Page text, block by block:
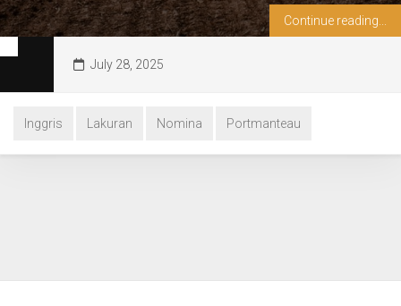
Continue reading...
July 28, 2025
Inggris Lakuran Nomina Portmanteau